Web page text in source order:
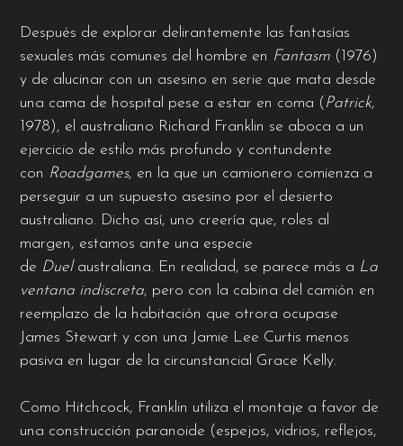
Después de explorar delirantemente las fantasías
sexuales más comunes del hombre en Fantasm (1976)
y de alucinar con un asesino en serie que mata desde
una cama de hospital pese a estar en coma ( Patrick,
1978), el australiano Richard Franklin se aboca a un
ejercicio de estilo más profundo y contundente
con Roadgames, en la que un camionero comienza a
perseguir a un supuesto asesino por el desierto
australiano. Dicho así, uno creería que, roles al
margen, estamos ante una especie
de Duelaustraliana. En realidad, se parece más a La
ventana indiscreta, pero con la cabina del camión en
reemplazo de la habitación que otrora ocupase
James Stewart y con una Jamie Lee Curtis menos
pasiva en lugar de la circunstancial Grace Kelly.
Como Hitchcock, Franklin utiliza el montaje a favor de
una construcción paranoide (espejos, vidrios, reflejos,